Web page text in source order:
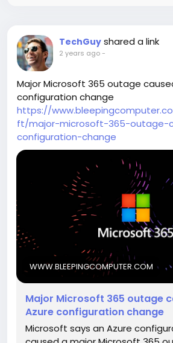
TechGuy shared a link
2 years ago-
Major Microsoft 365 outage
configuration change
https://
ft/major-microsoft-365-outage-
configuration-change
WWW.BLEEPINGCOMPUTER.COM
Major Microsoft 365 outage
Azure configuration change
Microsoft says an Azure